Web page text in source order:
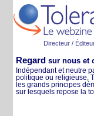
Directeur /
Regard sur nous et
Indépendant et neutre
politique ou religieuse,
les grands principes
sur lesquels repose la